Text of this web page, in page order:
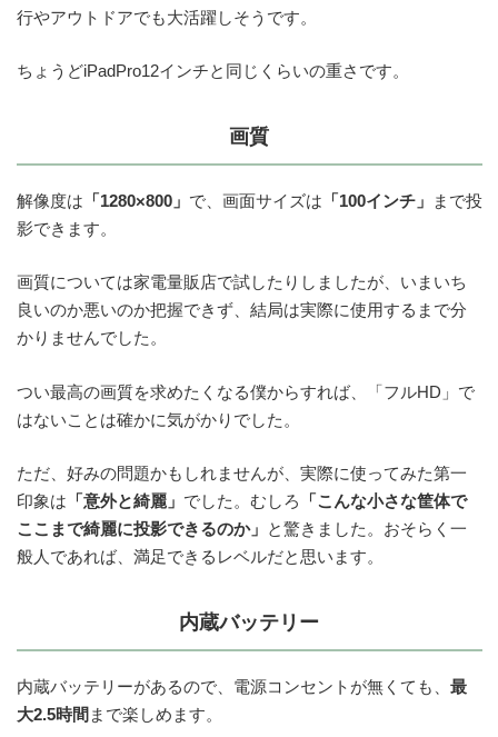
行やアウトドアでも大活躍しそうです。
ちょうどiPadPro12インチと同じくらいの重さです。
画質
解像度は 「1280×800」 で、画面サイズは 「100インチ」
まで投
影できます。
画質については家電量販店で試したりしましたが、いまいち
良いのか悪いのか把握できず、結局は実際に使用するまで分
かりませんでした。
つい最高の画質を求めたくなる僕からすれば、「フルHD」で
はないことは確かに気がかりでした。
ただ、好みの問題かもしれませんが、実際に使ってみた第一
印象は 「意外と綺麗」 でした。むしろ 「こんな小さな筐体で
ここまで綺麗に投影できるのか」
と驚きました。おそらく一
般人であれば、満足できるレベルだと思います。
内蔵バッテリー
内蔵バッテリーがあるので、電源コンセントが無くても、 最
大2.5時間 まで楽しめます。